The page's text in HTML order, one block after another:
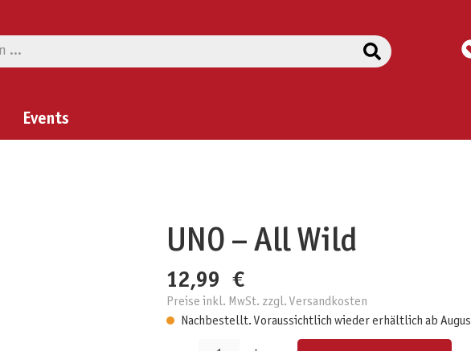
Events
UNO – All Wild
12,99 €
Preise inkl. MwSt. zzgl. Versandkosten
Nachbestellt. Voraussichtlich wieder erhältlich ab